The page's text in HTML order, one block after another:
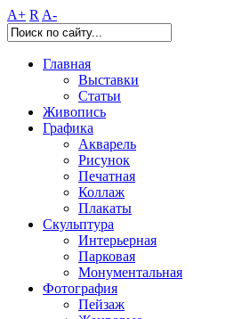
A+ R A-
Главная
Выставки
Статьи
Живопись
Графика
Акварель
Рисунок
Печатная
Коллаж
Плакаты
Скульптура
Интерьерная
Парковая
Монументальная
Фотография
Пейзаж